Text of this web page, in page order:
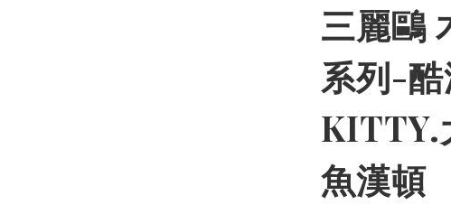
三麗鷗
系列-
KITTY.
魚漢頓